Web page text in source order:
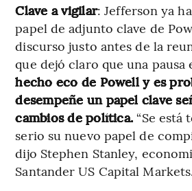
Clave a vigilar: Jefferson ya
papel de adjunto clave de
discurso justo antes de la
que dejó claro que una pausa
hecho eco de Powell y es
desempeñe un papel clave
cambios de política.“Se está
serio su nuevo papel de
dijo Stephen Stanley,
Santander US Capital